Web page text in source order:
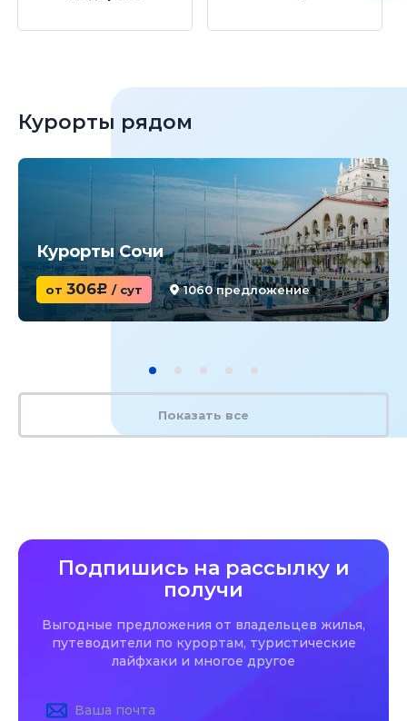
Курорты рядом
Курорты Сочи
от 306c / сут 1060 предложение
Показать все
Подпишись на рассылку и
получи
Выгодные предложения от владельцев жилья,
путеводители по курортам, туристические
лайфхаки и многое другое